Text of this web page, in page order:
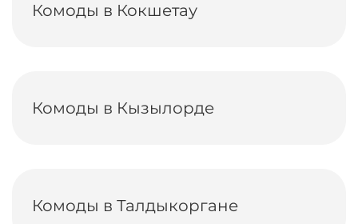
Комоды в Кокшетау
Комоды в Кызылорде
Комоды в Талдыкоргане